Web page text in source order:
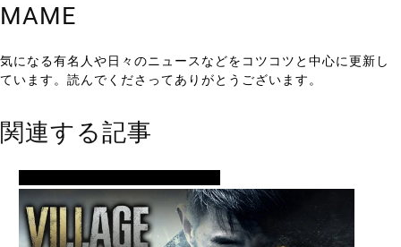
MAME
気になる有名人や日々のニュースなどをコツコツと中心に更新し
ています。読んでくださってありがとうございます。
関連する記事